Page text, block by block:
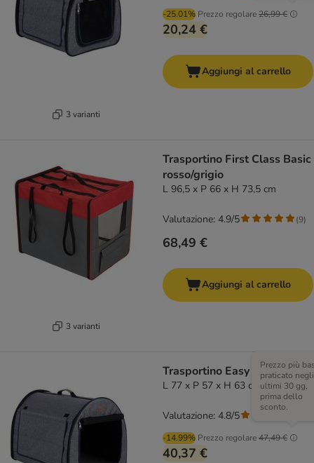
3 varianti
-25.01% Prezzo regolare26,99 €
20,24 €
Aggiungi al carrello
3 varianti
Trasportino First Class Basic
rosso/grigio
L 96,5 x P 66 x H 73,5 cm
68,49 €
Valutazione: 4.9/5 (9)
Aggiungi al carrello
Trasportino Easy Go
L 77 x P 57 x H 63 cm - grigio
-14.99% Prezzo regolare47,49 €
Prezzo più
praticato negli
ultimi 30 gg,
prima dello
sconto.
40,37 €
Valutazione: 4.8/5